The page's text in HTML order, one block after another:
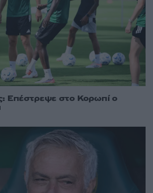
Επέστρεψε στο Κορωπί ο